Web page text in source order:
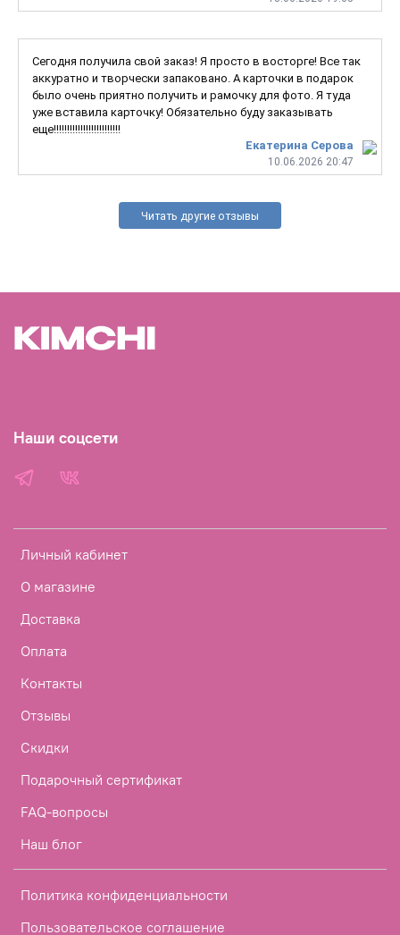
Екатерина Серова
10.06.2026 20:47
Сегодня получила свой заказ! Я просто в восторге! Все так
аккуратно и творчески запаковано. А карточки в подарок
было очень приятно получить и рамочку для фото. Я туда
уже вставила карточку! Обязательно буду заказывать
еще!!!!!!!!!!!!!!!!!!!!!!!!!
Читать другие отзывы
Личный кабинет
О магазине
Доставка
Оплата
Контакты
Отзывы
Скидки
Подарочный сертификат
FAQ-вопросы
Наш блог
Политика конфиденциальности
Пользовательское соглашение
Наши соцсети